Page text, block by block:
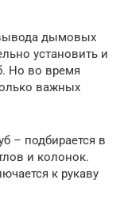
дымовых
установить и
Но во время
важных
– подбирается в
и колонок.
к рукаву